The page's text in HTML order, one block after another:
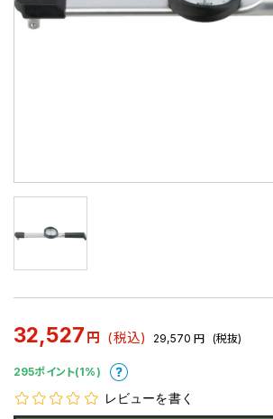
32,527 円 (税込) 29,570 円 (税抜)
295ポイント(1%)
レビューを書く